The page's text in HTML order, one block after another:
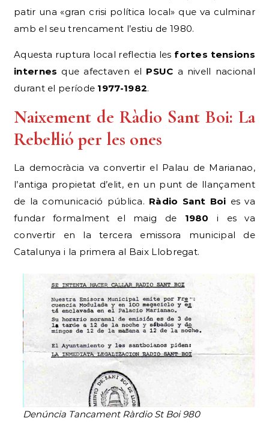
patir una «gran crisi política local» que va culminar
amb el seu trencament l’estiu de 1980.
Aquesta ruptura local reflectia les fortes tensions
internes que afectaven el PSUC a nivell nacional
durant el període 1977-1982.
Naixement de Ràdio Sant Boi: La
Rebel·lió per les ones
La democràcia va convertir el Palau de Marianao,
l’antiga propietat d’elit, en un punt de llançament
de la comunicació pública. Ràdio Sant Boi es va
fundar formalment el maig de 1980 i es va
convertir en la tercera emissora municipal de
Catalunya i la primera al Baix Llobregat.
Denúncia Tancament Ràrdio St Boi 980